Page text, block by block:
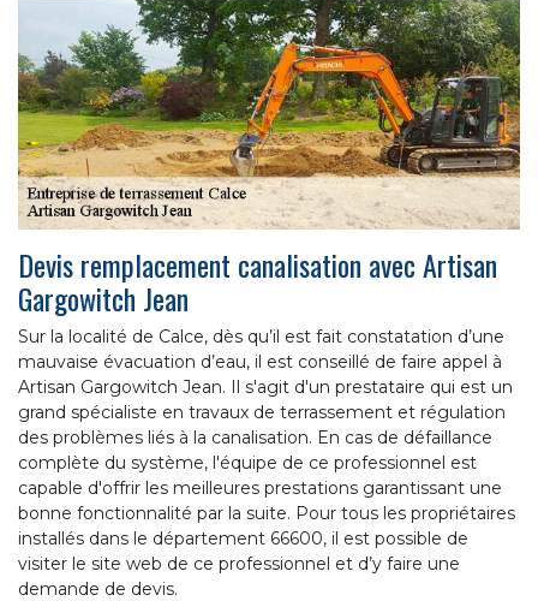
Devis remplacement canalisation avec Artisan
Gargowitch Jean
Sur la localité de Calce, dès qu’il est fait constatation d’une
mauvaise évacuation d’eau, il est conseillé de faire appel à
Artisan Gargowitch Jean. Il s'agit d'un prestataire qui est un
grand spécialiste en travaux de terrassement et régulation
des problèmes liés à la canalisation. En cas de défaillance
complète du système, l'équipe de ce professionnel est
capable d'offrir les meilleures prestations garantissant une
bonne fonctionnalité par la suite. Pour tous les propriétaires
installés dans le département 66600, il est possible de
visiter le site web de ce professionnel et d’y faire une
demande de devis.